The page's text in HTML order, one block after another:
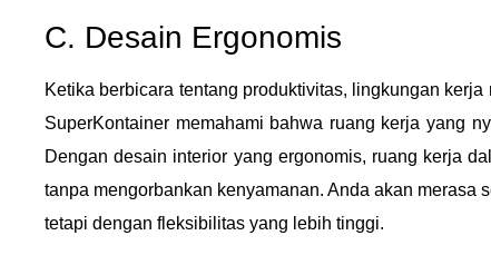
C. Desain Ergonomis
Ketika berbicara tentang produktivitas, lingkungan
SuperKontainer memahami bahwa ruang kerja yang
Dengan desain interior yang ergonomis, ruang kerja
tanpa mengorbankan kenyamanan. Anda akan merasa
tetapi dengan fleksibilitas yang lebih tinggi.